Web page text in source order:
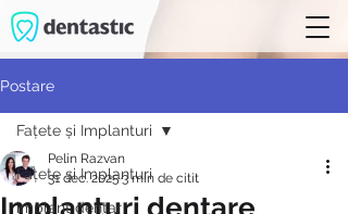
Postare
Fațete și Implanturi
implant dentar
Fațete și Implanturi
Implanturi dentare
Pelin Razvan
31 dec. 20253 min de citit